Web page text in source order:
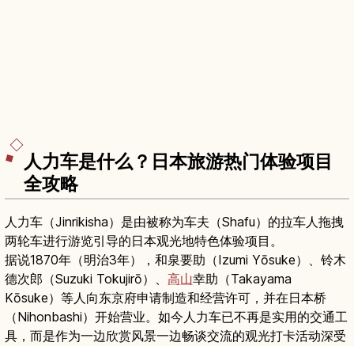
人力车是什么？日本旅游热门体验项目
全攻略
人力车（Jinrikisha）是由被称为车夫（Shafu）的拉车人拖拽
两轮车进行游览引导的日本观光地特色体验项目。
据说1870年（明治3年），和泉要助（Izumi Yōsuke）、铃木
德次郎（Suzuki Tokujirō）、 高山幸助（Takayama
Kōsuke）等人向东京府申请制造和经营许可，并在日本桥
（Nihonbashi）开始营业。如今人力车已不再是实用的交通工
具，而是作为一边欣赏风景一边畅谈交流的观光打卡活动深受